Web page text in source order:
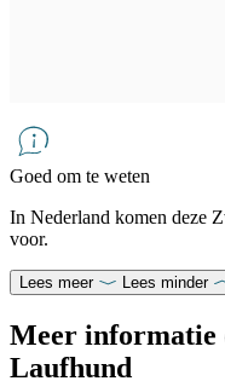
Goed om te weten
In Nederland komen deze
voor.
Lees meer Lees minder
Meer informatie
Laufhund